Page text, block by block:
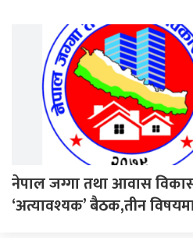
नेपाल जग्गा तथा आवास
‘अत्यावश्यक’ बैठक,तीन